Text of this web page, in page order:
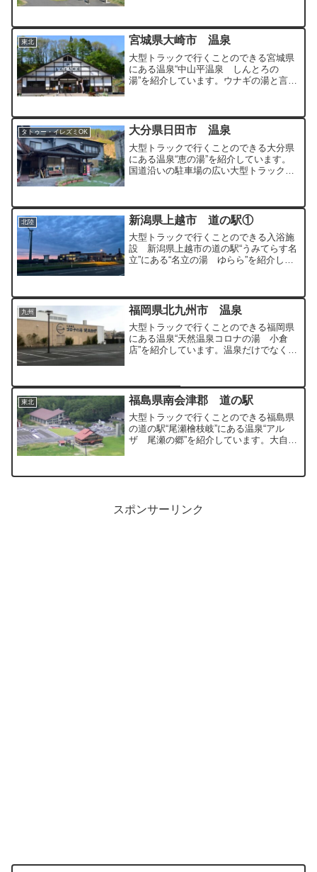
東北 宮城県大崎市 温泉
大型トラックで行くことのできる宮城県
にある温泉“中山平温泉 しんとろの
湯”を紹介しています。ウナギの湯と言わ
タトゥー・イレズミOK 大分県日田市 温泉
大型トラックで行くことのできる大分県
にある温泉“恵の湯”を紹介しています。
国道沿いの駐車場の広い大型トラックで
北陸 新潟県上越市 道の駅①
大型トラックで行くことのできる入浴施
設 新潟県上越市の道の駅“うみてらす名
立”にある“名立の湯 ゆらら”を紹介して
九州 福岡県北九州市 温泉
大型トラックで行くことのできる福岡県
にある温泉“天然温泉コロナの湯 小倉
店”を紹介しています。温泉だけでなく、
東北 福島県南会津郡 道の駅
大型トラックで行くことのできる福島県
の道の駅“尾瀬檜枝岐”にある温泉“アル
ザ 尾瀬の郷”を紹介しています。大自然
スポンサーリンク